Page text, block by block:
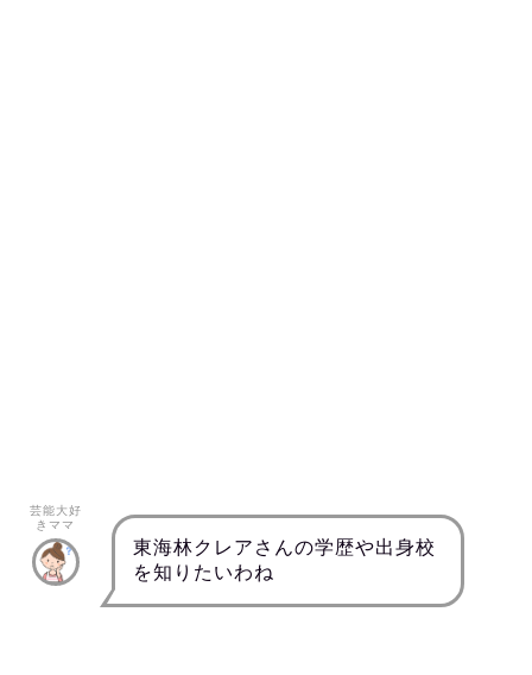
芸能大好
きママ
東海林クレアさんの学歴や出身校
を知りたいわね